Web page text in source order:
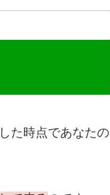
た時点であなたの